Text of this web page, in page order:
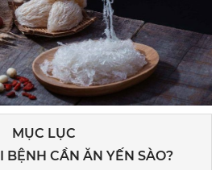
MỤC LỤC
BỆNH CẦN ĂN YẾN SÀO?